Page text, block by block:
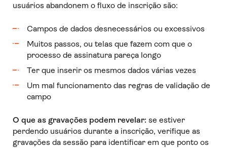
usuários abandonem o fluxo de inscrição são:
Campos de dados desnecessários ou excessivos
Muitos passos, ou telas que fazem com que o
processo de assinatura pareça longo
Ter que inserir os mesmos dados várias vezes
Um mal funcionamento das regras de validação de
campo
O que as gravações podem revelar: se estiver
perdendo usuários durante a inscrição, verifique as
gravações da sessão para identificar em que ponto os